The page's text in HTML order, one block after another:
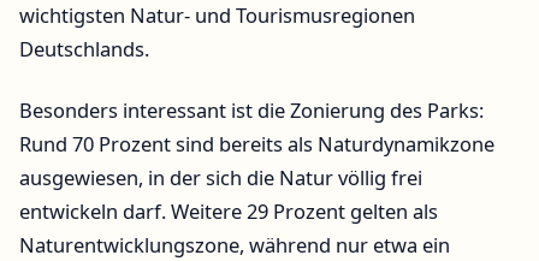
wichtigsten Natur- und Tourismusregionen
Deutschlands.
Besonders interessant ist die Zonierung des Parks:
Rund 70 Prozent sind bereits als Naturdynamikzone
ausgewiesen, in der sich die Natur völlig frei
entwickeln darf. Weitere 29 Prozent gelten als
Naturentwicklungszone, während nur etwa ein